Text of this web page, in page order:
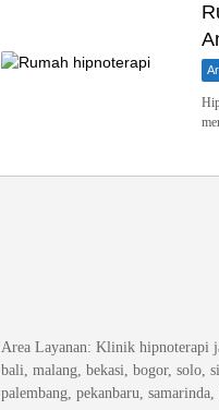
Area Layanan: Klinik hipnoterapi
bali, malang, bekasi, bogor, solo,
palembang, pekanbaru,